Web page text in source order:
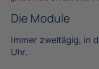
Die Module
Immer zweitägig, in
Uhr.